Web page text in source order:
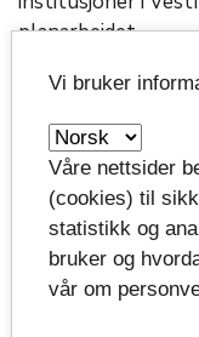
planarbeidet.
Det er Vestfold
slutt blir
– Prosessen har
forberedelse og
jobbet
Vi bruker
Våre nettsider
(cookies) til
statistikk og
bruker og
vår om